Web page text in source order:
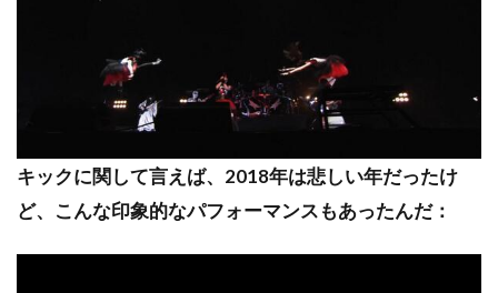
キックに関して言えば、2018年は悲しい年だったけ
ど、こんな印象的なパフォーマンスもあったんだ：